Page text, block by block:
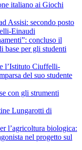
italiano ai Giochi
Assisi: secondo posto
Einaudi
concluso il
base per gli studenti
l’Istituto Ciuffelli-
del suo studente
con gli strumenti
Lungarotti di
l’agricoltura biologica:
nel progetto sul